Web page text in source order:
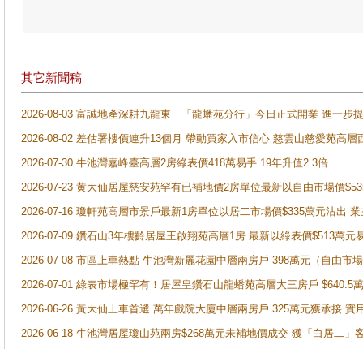
其它新聞稿
2026-08-03 富誠地產深耕九龍東 「龍蟠苑分行」今日正式開業 進一步
2026-08-02 差估署樓價連升13個月 帶動買家入市信心 慈雲山慈愛苑高層
2026-07-30 牛池灣嘉峰臺高層2房綠表價418萬易手 19年升值2.3倍
2026-07-23 黄大仙居屋慈安苑罕有已補地價2房單位最新以自由市場價
2026-07-16 瓊軒苑高層市景戶最新1房單位以居二市場價$335萬元沽出
2026-07-09 鑽石山3年樓齡居屋王啟翔苑高層1房 最新以綠表價$513萬元
2026-07-08 市區上車熱點 牛池灣新麗花園中層兩房戶 398萬元（自由市
2026-07-01 綠表市場極罕有！居屋皇鑽石山龍蟠苑高層大三房戶
2026-06-26 黃大仙上車首選 萬年戲院大廈中層兩房戶 325萬元獲承接 實
2026-06-18 牛池灣居屋瓊山苑兩房$268萬元未補地價成交 獲「白居二」